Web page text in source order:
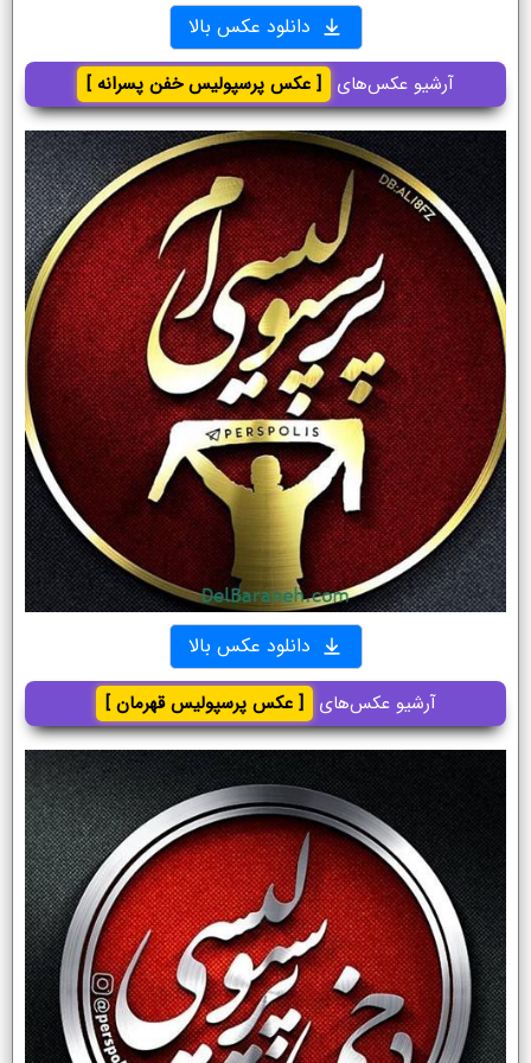
دانلود عکس بالا
آرشیو عکس‌های [ عکس پرسپولیس خفن پسرانه ]
دانلود عکس بالا
آرشیو عکس‌های [ عکس پرسپولیس قهرمان ]